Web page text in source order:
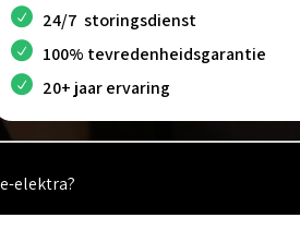
24/7 storingsdienst
100% tevredenheidsgarantie
20+ jaar ervaring
elektra?